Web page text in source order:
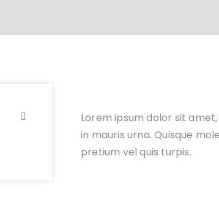
Lorem ipsum dolor sit
in mauris urna. Quisque
pretium vel quis turpis.